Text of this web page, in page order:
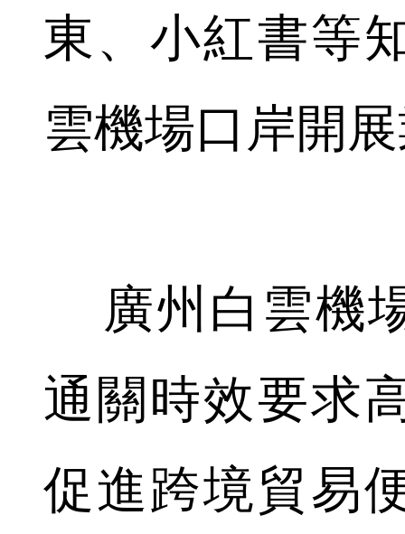
東、小紅書等
雲機場口岸開
廣州白雲機
通關時效要求
促進跨境貿易